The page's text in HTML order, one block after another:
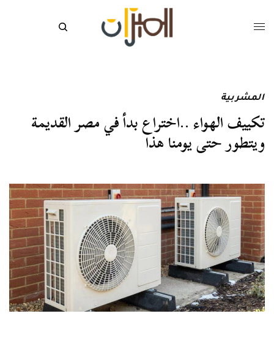
المشربية
تكييف الهواء ..اختراع بدأ في مصر القديمة
ويتطور حتى يومنا هذا